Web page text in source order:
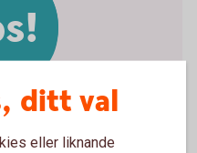
ditt val
eller liknande